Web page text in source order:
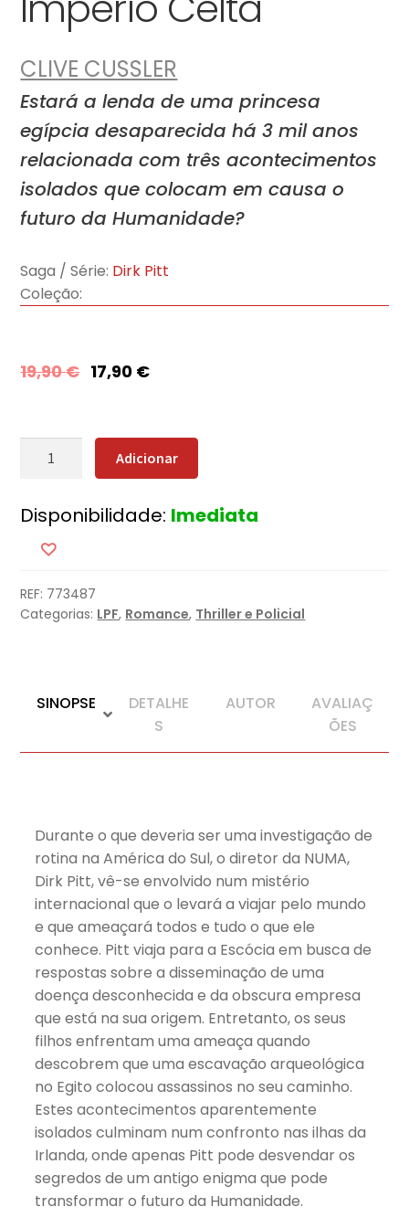
CLIVE CUSSLER
Estará a lenda de uma princesa
egípcia desaparecida há 3 mil anos
relacionada com três acontecimentos
isolados que colocam em causa o
futuro da Humanidade?
Saga / Série: Dirk Pitt
Coleção:
19,90€ 17,90 €
Quantidade
Celta
Adicionar
Disponibilidade: Imediata
REF: 773487
Categorias: LPF, Romance, Thriller e Policial
SINOPSE
DETALHE
S
AUTOR
AVALIAÇ
ÕES
Durante o que deveria ser uma investigação de
rotina na América do Sul, o diretor da NUMA,
Dirk Pitt, vê-se envolvido num mistério
internacional que o levará a viajar pelo mundo
e que ameaçará todos e tudo o que ele
conhece. Pitt viaja para a Escócia em busca de
respostas sobre a disseminação de uma
doença desconhecida e da obscura empresa
que está na sua origem. Entretanto, os seus
filhos enfrentam uma ameaça quando
descobrem que uma escavação arqueológica
no Egito colocou assassinos no seu caminho.
Estes acontecimentos aparentemente
isolados culminam num confronto nas ilhas da
Irlanda, onde apenas Pitt pode desvendar os
segredos de um antigo enigma que pode
transformar o futuro da Humanidade.